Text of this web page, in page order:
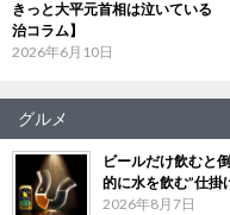
きっと大平元首相は泣いている
治コラム】
2026年6月10日
グルメ
ビールだけ飲むと
的に水を飲む”仕掛
2026年8月7日